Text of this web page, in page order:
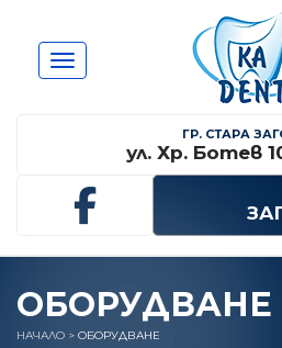
ГР. СТАРА
ул. Хр. Ботев
Toggle navigation
ОБОРУДВАНЕ
НАЧАЛО > ОБОРУДВАНЕ